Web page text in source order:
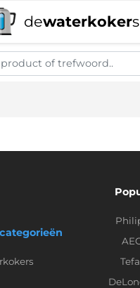
dewaterkoker
categorieën